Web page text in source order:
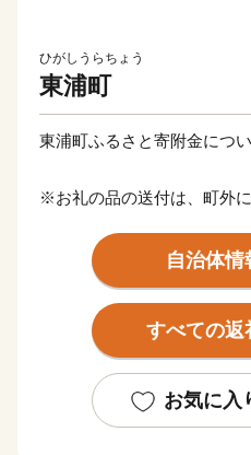
ひがしうらちょう
東浦町
東浦町ふるさと寄附金につ
※お礼の品の送付は、町外
※寄附につきましては、年
おりません。
※お礼の品のお届けには1～
だけます。
※お礼の品の写真はイメー
自治体情
すべての返
お気に入